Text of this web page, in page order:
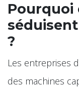
Pourquoi
?
Les entreprises
des machines